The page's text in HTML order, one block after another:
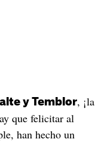
y Temblor, ¡la
que felicitar al
han hecho un